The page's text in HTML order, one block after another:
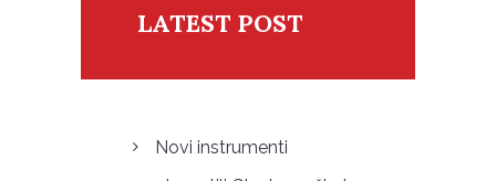
LATEST POST
Novi instrumenti